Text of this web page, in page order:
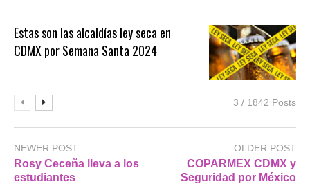
Estas son las alcaldías ley seca en
CDMX por Semana Santa 2024
3 / 1842 Posts
NEWER POST
Rosy Ceceña lleva a los
estudiantes
OLDER POST
COPARMEX CDMX y
Seguridad por México